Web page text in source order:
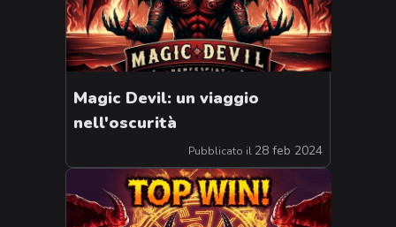
Magic Devil: un viaggio
nell'oscurità
Pubblicato il 28 feb 2024